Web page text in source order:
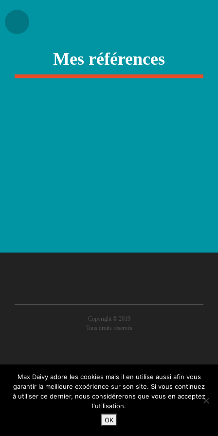
Mes références
Copyright © 2019
Tous droits réservés
Max Daivy adore les cookies mais il en utilise aussi afin vous
garantir la meilleure expérience sur son site. Si vous continuez
à utiliser ce dernier, nous considérerons que vous en acceptez
l'utilisation.
OK